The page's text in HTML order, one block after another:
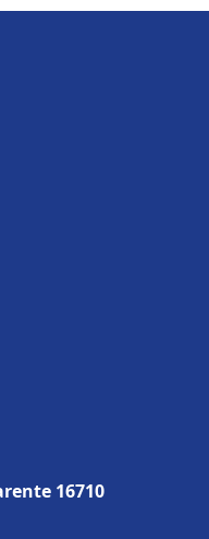
16710